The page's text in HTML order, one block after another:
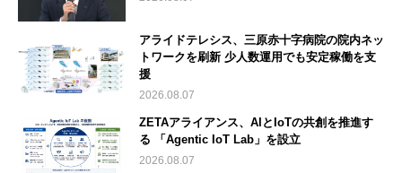
アライドテレシス、三原赤十字病院の院内ネッ
トワークを刷新 少人数運用でも安定稼働を支
援
2026.08.07
ZETAアライアンス、AIとIoTの共創を推進す
る 「Agentic IoT Lab」を設立
2026.08.07